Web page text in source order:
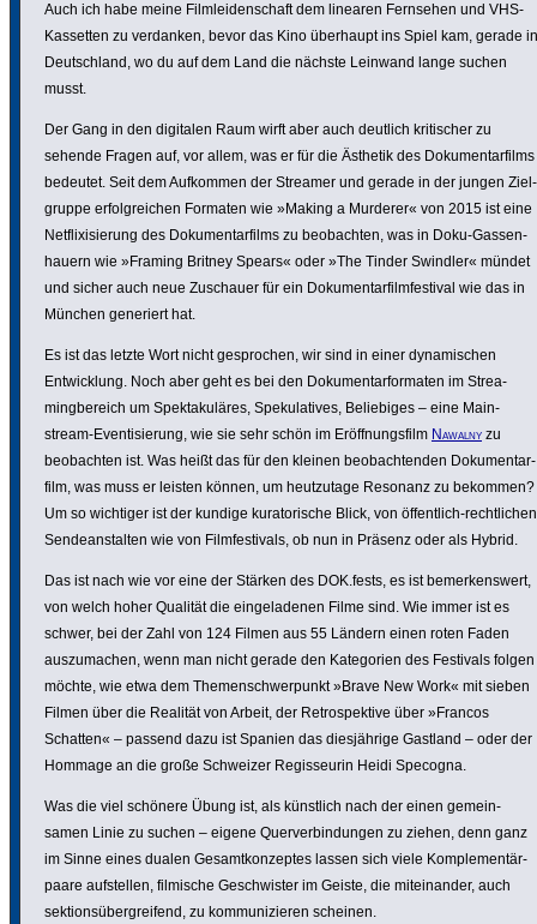
Auch ich habe meine Film­lei­den­schaft dem linearen Fernsehen und VHS-
Kassetten zu verdanken, bevor das Kino überhaupt ins Spiel kam, gerade in
Deutsch­land, wo du auf dem Land die nächste Leinwand lange suchen
musst.
Der Gang in den digitalen Raum wirft aber auch deutlich kriti­scher zu
sehende Fragen auf, vor allem, was er für die Ästhetik des Doku­men­tar­films
bedeutet. Seit dem Aufkommen der Streamer und gerade in der jungen Ziel­
gruppe erfolg­rei­chen Formaten wie »Making a Murderer« von 2015 ist eine
Netfli­xi­sie­rung des Doku­men­tar­films zu beob­achten, was in Doku-Gassen­
hauern wie »Framing Britney Spears« oder »The Tinder Swindler« mündet
und sicher auch neue Zuschauer für ein Doku­men­tar­film­fes­tival wie das in
München generiert hat.
Es ist das letzte Wort nicht gespro­chen, wir sind in einer dyna­mi­schen
Entwick­lung. Noch aber geht es bei den Doku­men­tar­for­maten im Strea­
ming­be­reich um Spek­ta­kuläres, Speku­la­tives, Belie­biges – eine Main­
stream-Even­ti­sie­rung, wie sie sehr schön im Eröff­nungs­film Nawalny zu
beob­achten ist. Was heißt das für den kleinen beob­ach­tenden Doku­men­tar­
film, was muss er leisten können, um heut­zu­tage Resonanz zu bekommen?
Um so wichtiger ist der kundige kura­to­ri­sche Blick, von öffent­lich-recht­li­chen
Sende­an­stalten wie von Film­fes­ti­vals, ob nun in Präsenz oder als Hybrid.
Das ist nach wie vor eine der Stärken des DOK.fests, es ist bemer­kens­wert,
von welch hoher Qualität die einge­la­denen Filme sind. Wie immer ist es
schwer, bei der Zahl von 124 Filmen aus 55 Ländern einen roten Faden
auszu­ma­chen, wenn man nicht gerade den Kate­go­rien des Festivals folgen
möchte, wie etwa dem Themen­schwer­punkt »Brave New Work« mit sieben
Filmen über die Realität von Arbeit, der Retro­spek­tive über »Francos
Schatten« – passend dazu ist Spanien das dies­jäh­rige Gastland – oder der
Hommage an die große Schweizer Regis­seurin Heidi Specogna.
Was die viel schönere Übung ist, als künstlich nach der einen gemein­
samen Linie zu suchen – eigene Quer­ver­bin­dungen zu ziehen, denn ganz
im Sinne eines dualen Gesamt­kon­zeptes lassen sich viele Komple­men­tär­
paare aufstellen, filmische Geschwister im Geiste, die mitein­ander, auch
sekti­ons­ü­ber­grei­fend, zu kommu­ni­zieren scheinen.